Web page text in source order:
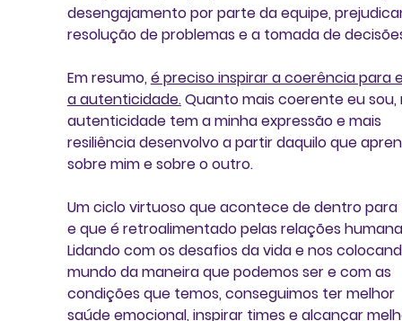
desengajamento por parte da equipe,
resolução de problemas e a tomada de
Em resumo, é preciso inspirar a coerência para
a autenticidade. Quanto mais coerente eu sou,
autenticidade tem a minha expressão e mais
resiliência desenvolvo a partir daquilo que
sobre mim e sobre o outro.
Um ciclo virtuoso que acontece de dentro
e que é retroalimentado pelas relações
Lidando com os desafios da vida e nos
mundo da maneira que podemos ser e com as
condições que temos, conseguimos ter melhor
saúde emocional, inspirar times e alcançar